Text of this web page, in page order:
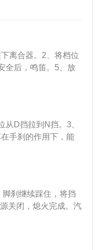
离合器。2、将档位
全后，鸣笛。5、放
：1、调整座椅之
、学校路段、公交
匹配，不能长时间
D挡拉到N挡。3、
手刹的作用下，能
挡。6、松开脚刹，
问题，自动挡车对危
个较陡的斜坡，其
手刹来起步。3、不
中油压不足，不仅
的摩擦片。
刹继续踩住，将挡
关闭，熄火完成。汽
住，确保车子不会
选择合适的停车熄